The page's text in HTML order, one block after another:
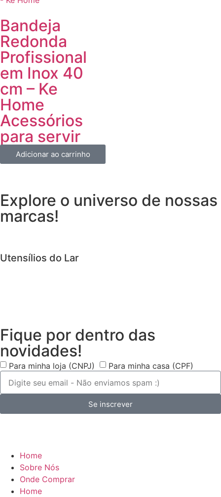
Bandeja
Redonda
Profissional
em Inox 40
cm – Ke
Home
Acessórios
para servir
Adicionar ao carrinho
Explore o universo de nossas
marcas!
Utensílios do Lar
Fique por dentro das
novidades!
Para minha loja (CNPJ) Para minha casa (CPF)
Se inscrever
Home
Sobre Nós
Onde Comprar
Home